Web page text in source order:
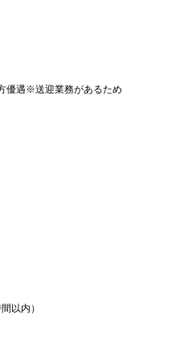
優遇※送迎業務があるため
以内）